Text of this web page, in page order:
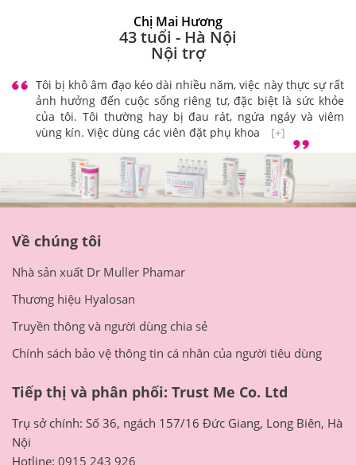
Chị Mai Hương
43 tuổi - Hà Nội
Nội trợ
Tôi bị khô âm đạo kéo dài nhiều năm, việc này thực sự rất
ảnh hưởng đến cuộc sống riêng tư, đặc biệt là sức khỏe
của tôi. Tôi thường hay bị đau rát, ngứa ngáy và viêm
vùng kín. Việc dùng các viên đặt phụ khoa
[+]
Về chúng tôi
Nhà sản xuất Dr Muller Phamar
Thương hiệu Hyalosan
Truyền thông và người dùng chia sẻ
Chính sách bảo vệ thông tin cá nhân của người tiêu dùng
Tiếp thị và phân phối: Trust Me Co. Ltd
Trụ sở chính: Số 36, ngách 157/16 Đức Giang, Long Biên, Hà
Nội
Hotline: 0915 243 926